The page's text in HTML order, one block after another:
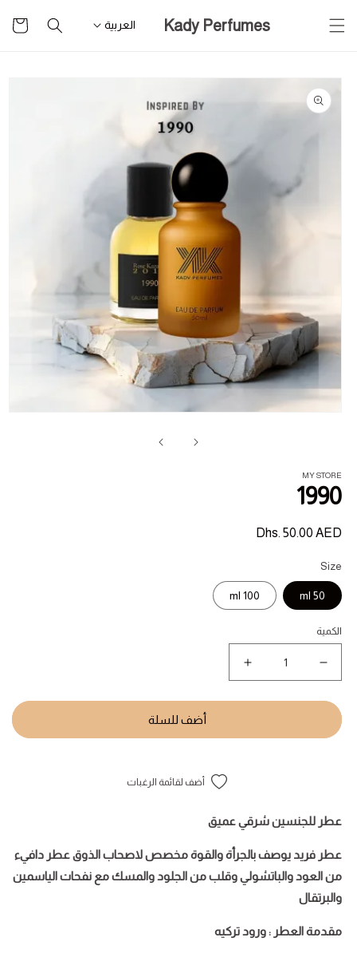
للمحتوى
Kady Perfumes العربية
التسوق
تخطى
لمعلومات
المنتج
MY STORE
1990
السعر
Dhs. 50.00 AED
Size
50 ml
100 ml
الكمية
كمية
1990
زيادة
كمية
1990
أضف للسلة
أضف لقائمة الرغبات
عطر للجنسين شرقي عميق
عطر فريد يوصف بالجرأة والقوة مخصص لاصحاب الذوق عطر دافيء
من العود والباتشولي وقلب من الجلود والمسك مع نفحات الياسمين
والبرتقال
مقدمة العطر : ورود تركيه